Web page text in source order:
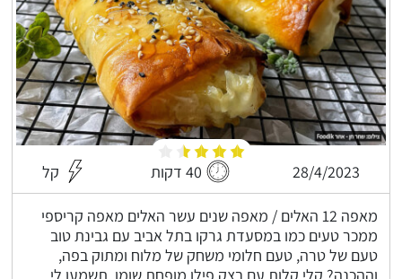
28/4/2023 40 דקות קל
מאפה 12 האלים / מאפה שנים עשר האלים מאפה קריספי
ממכר טעים כמו במסעדת גרקו בתל אביב עם גבינת טוב
טעם של טרה, טעם חלומי משחק של מלוח ומתוק בפה,
וההכנה? קלי קלות עם בצק פילו מופחת שומן, תשמעו לי